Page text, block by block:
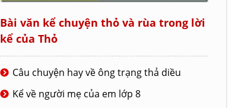
Bài văn kể chuyện thỏ và rùa trong lời
kể của Thỏ
Câu chuyện hay về ông trạng thả diều
Kể về người mẹ của em lớp 8